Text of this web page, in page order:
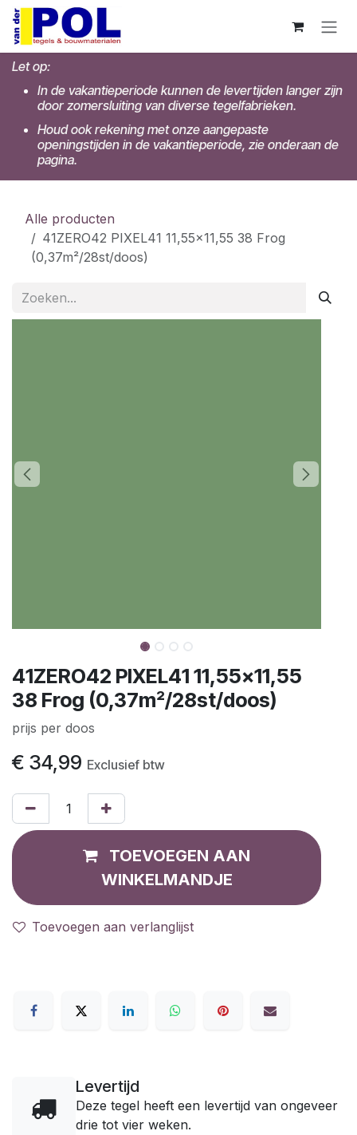
Overslaan naar inhoud
Let op:
In de vakantieperiode kunnen de levertijden langer zijn
door zomersluiting van diverse tegelfabrieken.
Houd ook rekening met onze aangepaste
openingstijden in de vakantieperiode, zie onderaan de
pagina.
Alle producten
41ZERO42 PIXEL41 11,55x11,55 38 Frog
(0,37m²/28st/doos)
41ZERO42 PIXEL41 11,55x11,55
38 Frog (0,37m²/28st/doos)
prijs per doos
€ 34,99 Exclusief btw
TOEVOEGEN AAN
WINKELMANDJE
Toevoegen aan verlanglijst
Levertijd
Deze tegel heeft een levertijd van ongeveer
drie tot vier weken.